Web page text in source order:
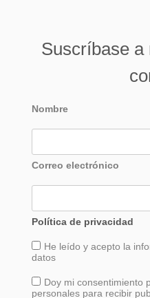
Suscríbase a
Nombre
Correo electrónico
Política de privacidad
He leído y acepto la
datos
Doy mi consentimiento
personales para recibir